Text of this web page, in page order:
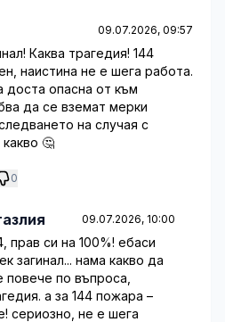
09.07.2026, 09:57
Каква трагедия! 144
наистина не е шега работа.
доста опасна от към
да се вземат мерки
на случая с
🤔
0
09.07.2026, 10:00
прав си на 100%! ебаси
загинал... нама какво да
по въпроса,
а за 144 пожара –
сериозно, не е шега